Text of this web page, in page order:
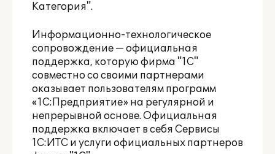
Категория".
Информационно-технологическое
сопровождение — официальная
поддержка, которую фирма "1С"
совместно со своими партнерами
оказывает пользователям программ
«1С:Предприятие» на регулярной и
непрерывной основе. Официальная
поддержка включает в себя Сервисы
1С:ИТС и услуги официальных партнеров